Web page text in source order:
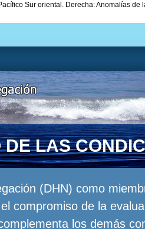
Sur oriental. Derecha: Anomalías de
LAS
(DHN) como
compromiso de la
los demás